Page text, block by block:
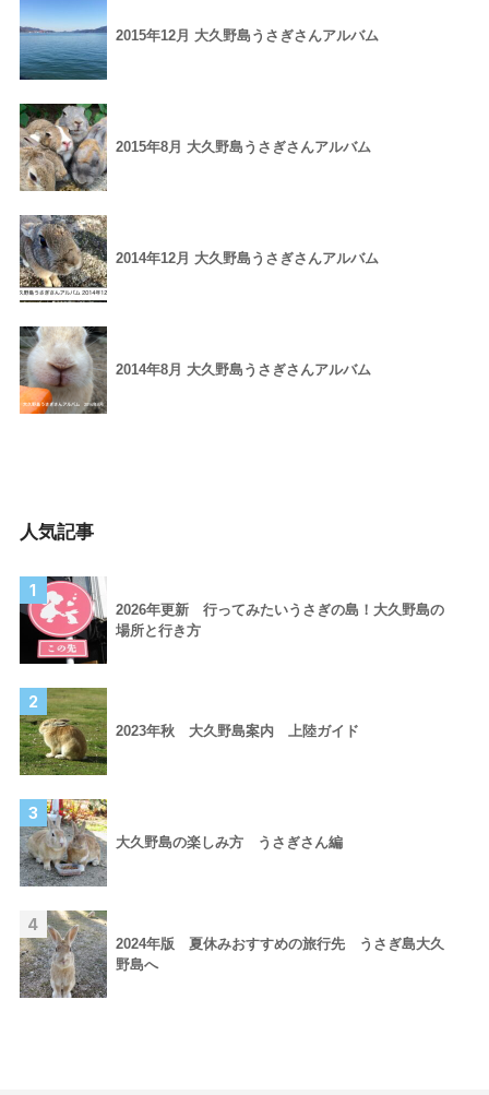
2015年12月 大久野島うさぎさんアルバム
2015年8月 大久野島うさぎさんアルバム
2014年12月 大久野島うさぎさんアルバム
2014年8月 大久野島うさぎさんアルバム
人気記事
1
2026年更新 行ってみたいうさぎの島！大久野島の
場所と行き方
2
2023年秋 大久野島案内 上陸ガイド
3
大久野島の楽しみ方 うさぎさん編
4
2024年版 夏休みおすすめの旅行先 うさぎ島大久
野島へ